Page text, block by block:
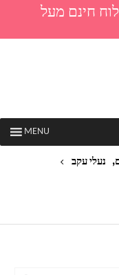
| משלוח חינם מעל
MENU
, נעלי עקב